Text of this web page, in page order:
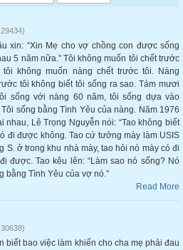
xin: “Xin Mẹ cho vợ chồng con được sống
5 năm nữa.” Tôi không muốn tôi chết trước
tôi không muốn nàng chết trước tôi. Nàng
tôi không biết tôi sống ra sao. Tám mươi
sống với nàng 60 năm, tôi sống dựa vào
sống bằng Tình Yêu của nàng. Năm 1976
nhau, Lê Trọng Nguyễn nói: “Tao không biết
đi được không. Tao cứ tưởng mày làm USIS
S. ở trong khu nhà mày, tao hỏi nó mày có đi
được. Tao kêu lên: “Làm sao nó sống? Nó
bằng Tình Yêu của vợ nó.”
Read More
biết bao việc làm khiến cho cha mẹ phải đau